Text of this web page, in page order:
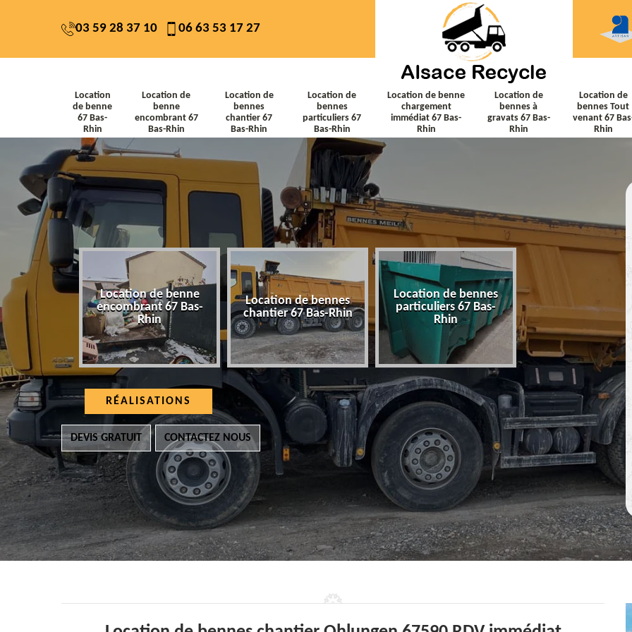
03 59 28 37 10 06 63 53 17 27
Location
de benne
67 Bas-
Rhin
Location de
benne
encombrant 67
Bas-Rhin
Location de
bennes
chantier 67
Bas-Rhin
Location de
bennes
particuliers 67
Bas-Rhin
Location de benne
chargement
immédiat 67 Bas-
Rhin
Location de
bennes à
gravats 67 Bas-
Rhin
Location de
bennes Tout
venant 67
Rhin
benne 67
Location de benne
encombrant 67 Bas-
Rhin
Location de bennes
chantier 67 Bas-Rhin
Location de bennes
particuliers 67 Bas-
Rhin
chargement
67 Bas-Rhin
RÉALISATIONS
DEVIS GRATUIT CONTACTEZ NOUS